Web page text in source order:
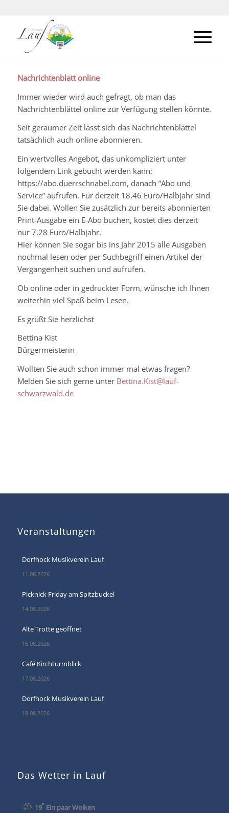
Nachrichtenblatt online
Immer wieder wird auch gefragt, ob man das
Nachrichtenblättel online zur Verfügung stellen könnte.
Seit geraumer Zeit lässt sich das Nachrichtenblättel
tatsächlich auch online abonnieren.
Ein wertvolles Angebot, das unkompliziert unter
folgendem Link gebucht werden kann:
https://abo.duerrschnabel.com, danach “Abo und
Service” aufrufen. Für derzeit 18,46 Euro/Halbjahr sind
Sie dabei. Wollen Sie zusätzlich zur bereits abonnierten
Print-Ausgabe ein E-Abo buchen, kostet dies derzeit
nur 7,28 Euro/Halbjahr.
Hier können Sie sogar bis ins Jahr 2015 alle Ausgaben
nochmal lesen oder per Suchbegriff einen Artikel der
Vergangenheit suchen und aufrufen.
Ob online oder in gedruckter Form, wünsche ich Ihnen
weiterhin viel Spaß beim Lesen.
Es grüßt Sie herzlichst
Bettina Kist
Bürgermeisterin
Wollten Sie auch schon immer mal etwas fragen?
Melden Sie sich gerne unter Bettina.Kist@lauf-
schwarzwald.de
Veranstaltungen
Dorfhock Musikverein Lauf
11.08.2026
Picknick Friday am Spitzbuckel
14.08.2026
Alte Trotte geöffnet
16.08.2026
Café Kirchturmblick
17.08.2026
Dorfhock Musikverein Lauf
18.08.2026
Das Wetter in Lauf
19° Ein paar Wolken